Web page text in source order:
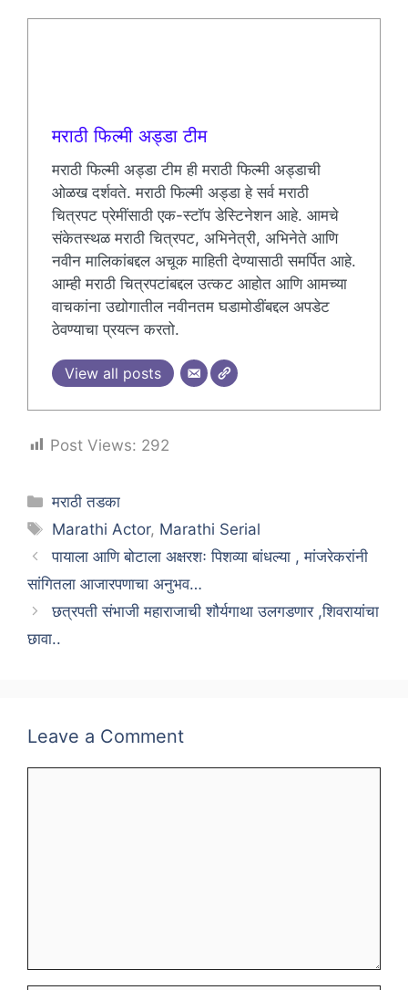
मराठी फिल्मी अड्डा टीम
मराठी फिल्मी अड्डा टीम ही मराठी फिल्मी अड्डाची
ओळख दर्शवते. मराठी फिल्मी अड्डा हे सर्व मराठी
चित्रपट प्रेमींसाठी एक-स्टॉप डेस्टिनेशन आहे. आमचे
संकेतस्थळ मराठी चित्रपट, अभिनेत्री, अभिनेते आणि
नवीन मालिकांबद्दल अचूक माहिती देण्यासाठी समर्पित आहे.
आम्ही मराठी चित्रपटांबद्दल उत्कट आहोत आणि आमच्या
वाचकांना उद्योगातील नवीनतम घडामोडींबद्दल अपडेट
ठेवण्याचा प्रयत्न करतो.
View all posts
Post Views: 292
Categories
मराठी तडका
Tags
Marathi Actor, Marathi Serial
पायाला आणि बोटाला अक्षरशः पिशव्या बांधल्या , मांजरेकरांनी
सांगितला आजारपणाचा अनुभव…
छत्रपती संभाजी महाराजाची शौर्यगाथा उलगडणार ,शिवरायांचा
छावा..
Leave a Comment